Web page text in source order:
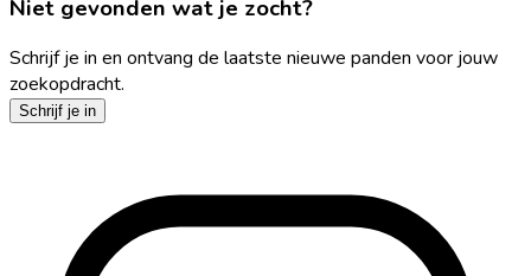
Niet gevonden wat je zocht?
Schrijf je in en ontvang de laatste nieuwe panden voor jouw
zoekopdracht.
Schrijf je in